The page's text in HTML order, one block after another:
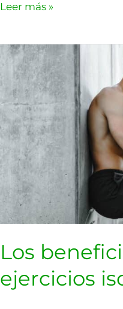
Leer más »
Los
ejercicios
Los
beneficios
de
los
ejercicios
isométricos